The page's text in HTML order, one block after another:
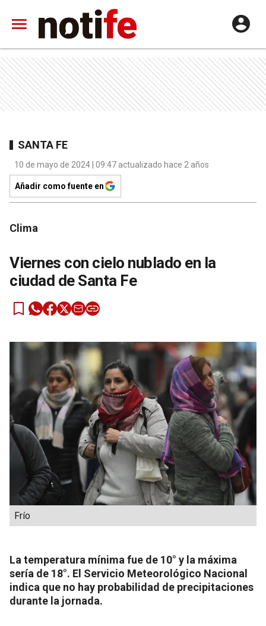
SANTA FE
10 de mayo de 2024 | 09:47 actualizado hace 2 años
Añadir como fuente en
Clima
Viernes con cielo nublado en la
ciudad de Santa Fe
Frío
La temperatura mínima fue de 10° y la máxima
sería de 18°. El Servicio Meteorológico Nacional
indica que no hay probabilidad de precipitaciones
durante la jornada.